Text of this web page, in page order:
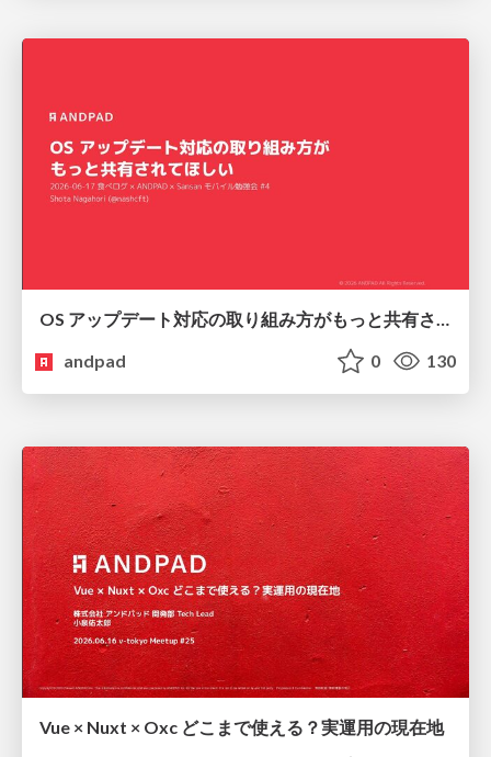
OS アップデート対応の取り組み方がもっと共有されてほしい
andpad
0 130
Vue × Nuxt × Oxc どこまで使える？実運用の現在地